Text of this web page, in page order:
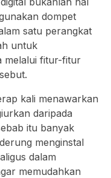
dompet
satu perangkat
untuk
melalui fitur-fitur
kali menawarkan
daripada
itu banyak
menginstal
dalam
memudahkan